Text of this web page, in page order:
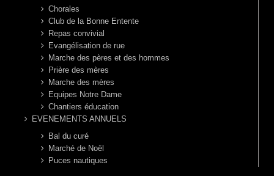
Chorales
Club de la Bonne Entente
Repas convivial
Evangélisation de rue
Marche des pères et des hommes
Prière des mères
Marche des mères
Equipes Notre Dame
Chantiers éducation
EVENEMENTS ANNUELS
Bal du curé
Marché de Noël
Puces nautiques